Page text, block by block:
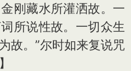
刚藏水所灌洒故。一
所说性故。一切众生
故。”尔时如来复说咒